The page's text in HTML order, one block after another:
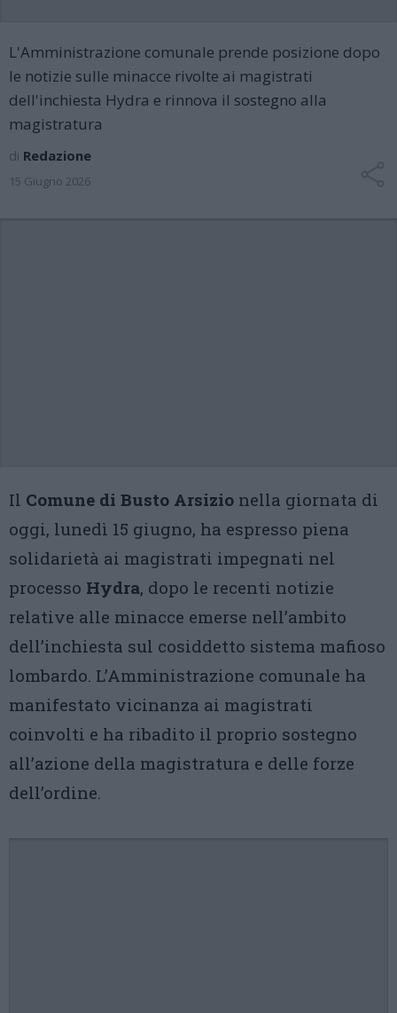
L'Amministrazione comunale prende posizione dopo
le notizie sulle minacce rivolte ai magistrati
dell'inchiesta Hydra e rinnova il sostegno alla
magistratura
di Redazione
15 Giugno 2026
Il Comune di Busto Arsizio nella giornata di
oggi, lunedì 15 giugno, ha espresso piena
solidarietà ai magistrati impegnati nel
processo Hydra, dopo le recenti notizie
relative alle minacce emerse nell’ambito
dell’inchiesta sul cosiddetto sistema mafioso
lombardo. L’Amministrazione comunale ha
manifestato vicinanza ai magistrati
coinvolti e ha ribadito il proprio sostegno
all’azione della magistratura e delle forze
dell’ordine.